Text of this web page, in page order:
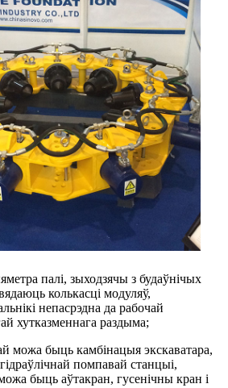
палі, зыходзячы з будаўнічых
колькасці модуляў,
непасрэдна да рабочай
хутказменнага раздыма;
можа быць камбінацыя экскаватара,
помпавай станцыі,
быць аўтакран, гусенічны кран і